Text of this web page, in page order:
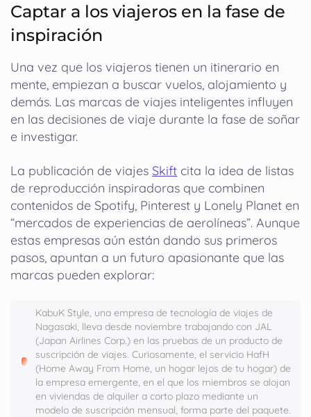
Captar a los viajeros en la fase de
inspiración
Una vez que los viajeros tienen un itinerario en
mente, empiezan a buscar vuelos, alojamiento y
demás. Las marcas de viajes inteligentes influyen
en las decisiones de viaje durante la fase de soñar
e investigar.
La publicación de viajes Skift cita la idea de listas
de reproducción inspiradoras que combinen
contenidos de Spotify, Pinterest y Lonely Planet en
“mercados de experiencias de aerolíneas”. Aunque
estas empresas aún están dando sus primeros
pasos, apuntan a un futuro apasionante que las
marcas pueden explorar:
KabuK Style, una empresa de tecnología de viajes de
Nagasaki, lleva desde noviembre trabajando con JAL
(Japan Airlines Corp.) en las pruebas de un producto de
suscripción de viajes. Curiosamente, el servicio HafH
(Home Away From Home, un hogar lejos de tu hogar) de
la empresa emergente, en el que los miembros se alojan
en viviendas de alquiler a corto plazo mediante un
modelo de suscripción mensual, forma parte del paquete.